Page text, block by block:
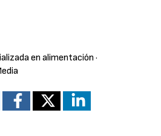
en alimentación ·